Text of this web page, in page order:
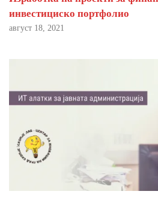
инвестициско портфолио
август 18, 2021